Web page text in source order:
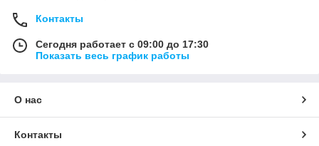
Контакты
Сегодня работает с 09:00 до 17:30
Показать весь график работы
О нас
Контакты